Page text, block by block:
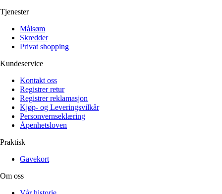
Tjenester
Målsøm
Skredder
Privat shopping
Kundeservice
Kontakt oss
Registrer retur
Registrer reklamasjon
Kjøp- og Leveringsvilkår
Personvernseklæring
Åpenhetsloven
Praktisk
Gavekort
Om oss